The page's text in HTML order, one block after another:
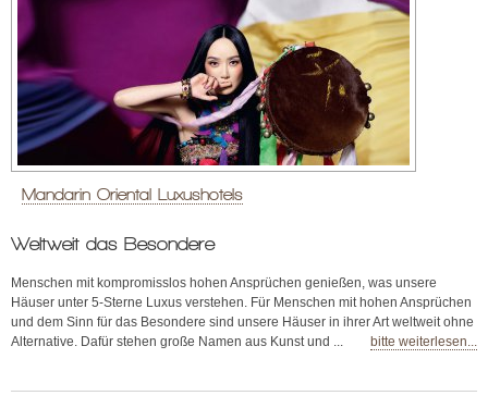
Mandarin Oriental Luxushotels
Weltweit das Besondere
Menschen mit kompromisslos hohen Ansprüchen genießen, was unsere
Häuser unter 5-Sterne Luxus verstehen. Für Menschen mit hohen Ansprüchen
und dem Sinn für das Besondere sind unsere Häuser in ihrer Art weltweit ohne
Alternative. Dafür stehen große Namen aus Kunst und ...
bitte weiterlesen...